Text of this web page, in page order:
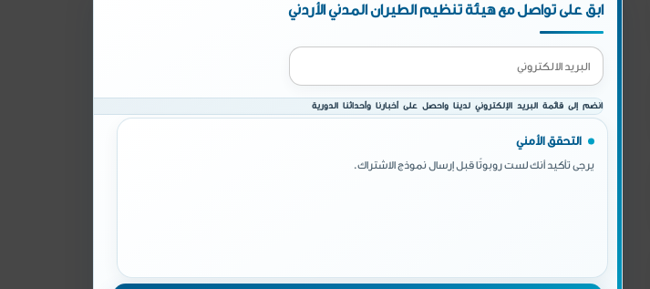
ابق على تواصل مع هيئة تنظيم الطيران المدني الأردني
انضم إلى قائمة البريد الإلكتروني لدينا واحصل على أخبارنا وأحداثنا الدورية
التحقق الأمني
يرجى تأكيد أنك لست روبوتًا قبل إرسال نموذج الاشتراك.